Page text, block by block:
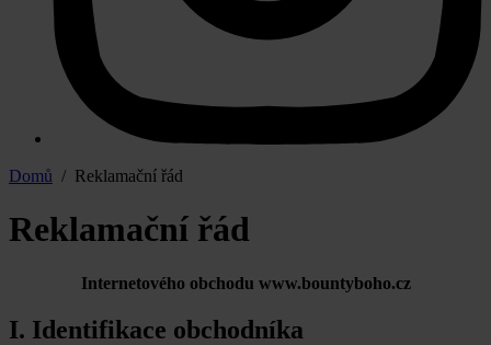
Domů / Reklamační řád
Reklamační řád
Internetového obchodu www.bountyboho.cz
I. Identifikace obchodníka